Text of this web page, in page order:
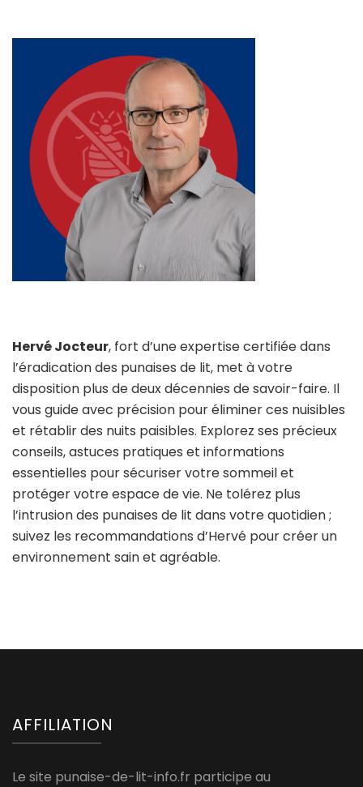
Hervé Jocteur, fort d’une expertise certifiée dans
l’éradication des punaises de lit, met à votre
disposition plus de deux décennies de savoir-faire. Il
vous guide avec précision pour éliminer ces nuisibles
et rétablir des nuits paisibles. Explorez ses précieux
conseils, astuces pratiques et informations
essentielles pour sécuriser votre sommeil et
protéger votre espace de vie. Ne tolérez plus
l’intrusion des punaises de lit dans votre quotidien ;
suivez les recommandations d’Hervé pour créer un
environnement sain et agréable.
AFFILIATION
Le site punaise-de-lit-info.fr participe au